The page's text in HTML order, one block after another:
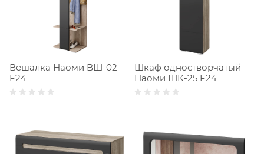
Вешалка Наоми ВШ-02
F24
Шкаф одностворчатый
Наоми ШК-25 F24